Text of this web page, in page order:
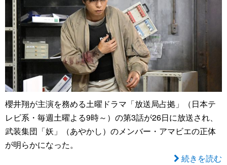
櫻井翔が主演を務める土曜ドラマ「放送局占拠」（日本テ
レビ系・毎週土曜よる9時～）の第3話が26日に放送され、
武装集団「妖」（あやかし）のメンバー・アマビエの正体
が明らかになった。
続きを読む